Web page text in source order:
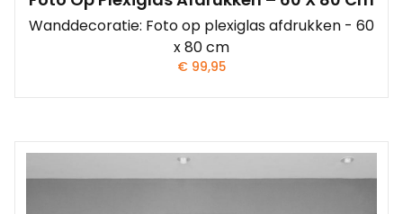
Wanddecoratie: Foto op plexiglas afdrukken - 60
x 80 cm
€ 99,95